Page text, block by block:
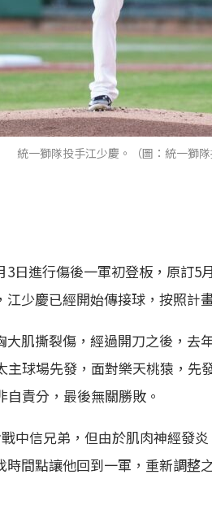
統一獅隊投手江少慶。（圖：統一獅隊
3日進行傷後一軍初登板，原訂5
少慶已經開始傳接球，按照計
肌撕裂傷，經過開刀之後，去
主球場先發，面對樂天桃猿，先
責分，最後無關勝敗。
中信兄弟，但由於肌肉神經發
時間點讓他回到一軍，重新調